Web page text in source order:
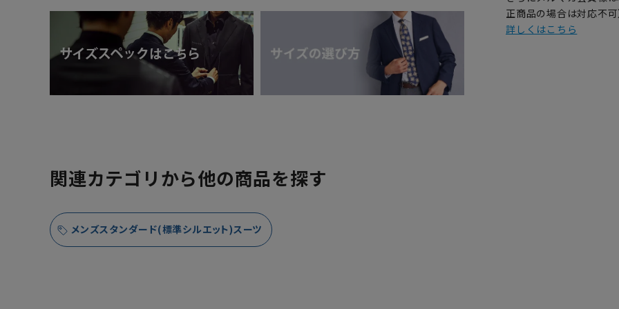
正商品の場合は対応不
詳しくはこちら
関連カテゴリから他の商品を探す
メンズスタンダード(標準シルエット)スーツ